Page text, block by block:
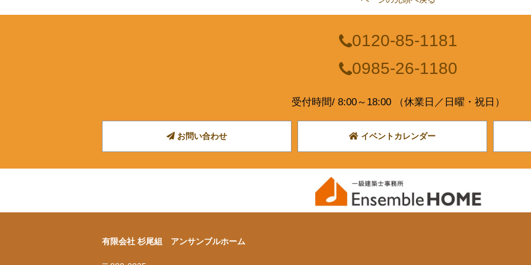
0120-85-1181
0985-26-1180
受付時間/ 8:00～18:00 （休業日／日曜・祝日）
お問い合わせ イベントカレンダー
有限会社 杉尾組 アンサンブルホーム